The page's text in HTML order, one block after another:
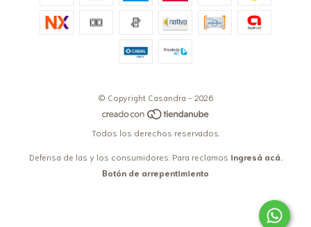
© Copyright Casandra - 2026
Todos los derechos reservados.
Defensa de las y los consumidores. Para reclamos ingresá acá.
Botón de arrepentimiento